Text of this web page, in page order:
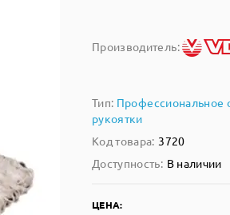
Производитель:
Тип: Профессиональное
рукоятки
Код товара: 3720
Доступность: В наличии
ЦЕНА: